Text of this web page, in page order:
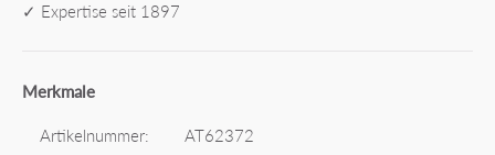
✓ Expertise seit 1897
Merkmale
Artikelnummer: AT62372